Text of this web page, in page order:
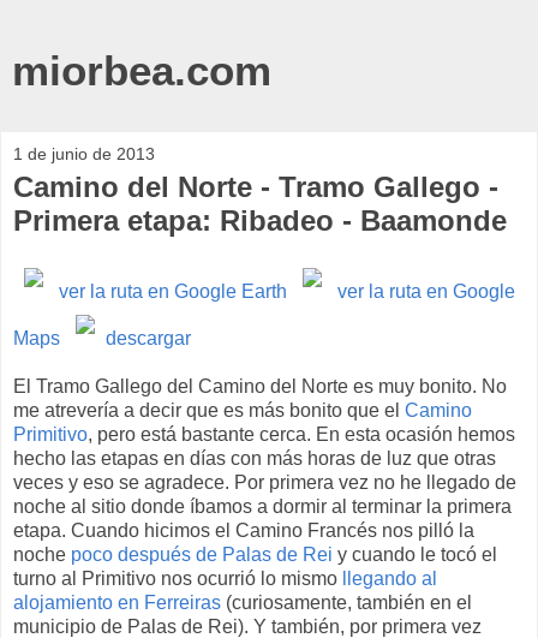
miorbea.com
1 de junio de 2013
Camino del Norte - Tramo Gallego -
Primera etapa: Ribadeo - Baamonde
ver la ruta en Google Earth ver la ruta en Google
Maps descargar
El Tramo Gallego del Camino del Norte es muy bonito. No
me atrevería a decir que es más bonito que el Camino
Primitivo, pero está bastante cerca. En esta ocasión hemos
hecho las etapas en días con más horas de luz que otras
veces y eso se agradece. Por primera vez no he llegado de
noche al sitio donde íbamos a dormir al terminar la primera
etapa. Cuando hicimos el Camino Francés nos pilló la
noche poco después de Palas de Rei y cuando le tocó el
turno al Primitivo nos ocurrió lo mismo
llegando al
alojamiento en Ferreiras (curiosamente, también en el
municipio de Palas de Rei). Y también, por primera vez